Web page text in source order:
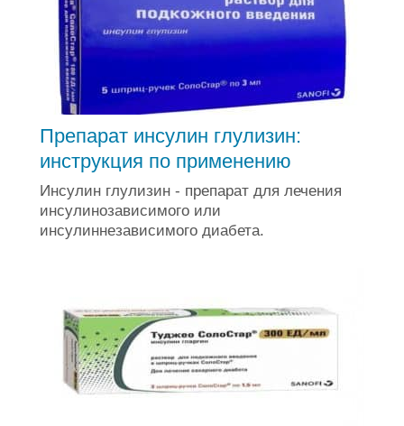
Препарат инсулин глулизин:
инструкция по применению
Инсулин глулизин - препарат для лечения
инсулинозависимого или
инсулиннезависимого диабета.